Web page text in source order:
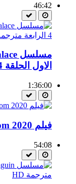
46:42
الاول الحلقة 4 الرابعة مترجمة
1:36:00
فيلم Penguin Bloom 2020 مترجم كامل HD
54:08